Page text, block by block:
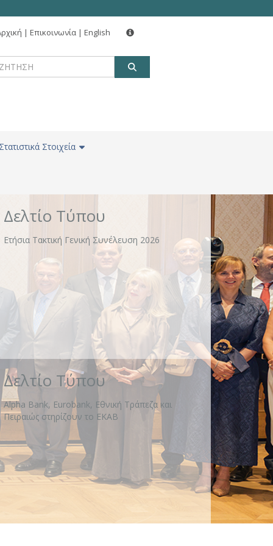
| Επικοινωνία | English
Στατιστικά Στοιχεία
Δελτίο Τύπου
Νέα δωρεά 160 εκατ. ευρώ για την αναβάθμιση
Δελτίο Τύπου
Ετήσια Τακτική Γενική Συνέλευση 2026
Δελτίο Τύπου
Alpha Bank, Eurobank, Εθνική Τράπεζα και
Πειραιώς στηρίζουν το ΕΚΑΒ